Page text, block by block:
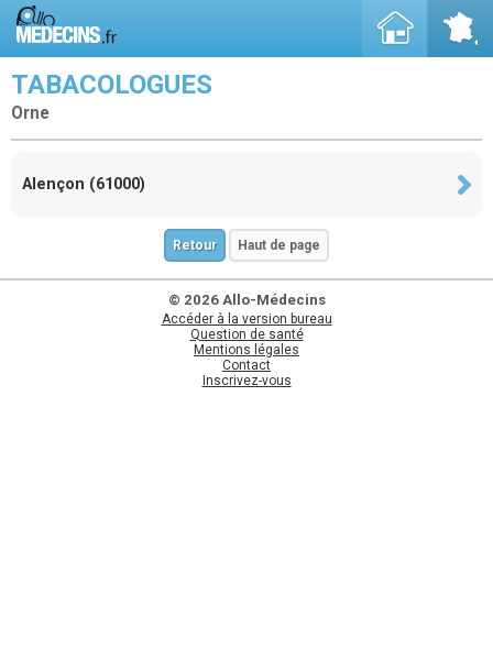
TABACOLOGUES
Orne
Alençon (61000)
Retour Haut de page
© 2026 Allo-Médecins
Accéder à la version bureau
Question de santé
Mentions légales
Contact
Inscrivez-vous